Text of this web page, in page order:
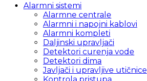
Alarmni sistemi
Alarmne centrale
Alarmni i napojni kablovi
Alarmni kompleti
Daljinski upravljači
Detektori curenja vode
Detektori dima
Javljači i upravljive utičnice